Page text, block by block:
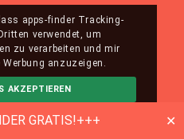
GRATIS!+++ ✕
apps-finder Tracking-
verwendet, um
zu verarbeiten und mir
anzuzeigen.
AKZEPTIEREN
MEHR INFO